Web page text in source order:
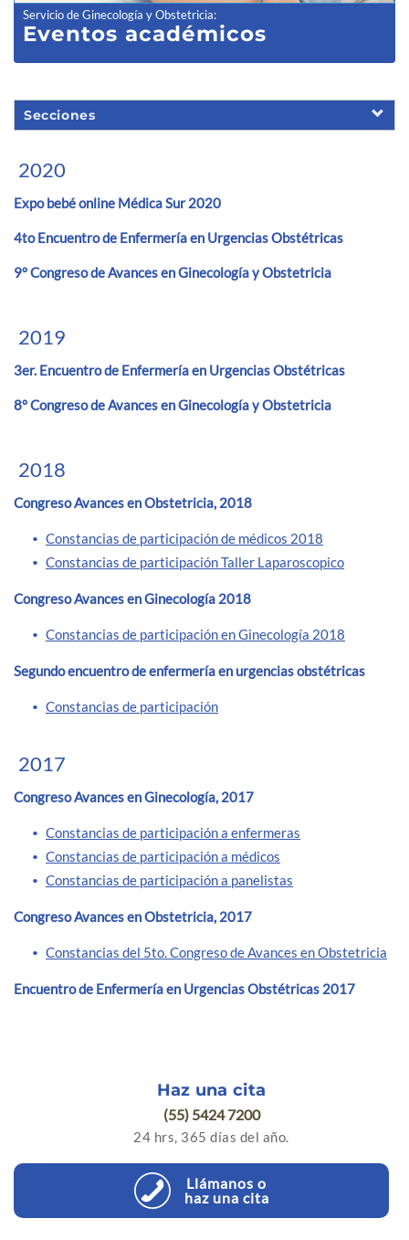
Servicio de Ginecología y Obstetricia:
Eventos académicos
Secciones
2020
Expo bebé online Médica Sur 2020
4to Encuentro de Enfermería en Urgencias Obstétricas
9° Congreso de Avances en Ginecología y Obstetricia
2019
3er. Encuentro de Enfermería en Urgencias Obstétricas
8° Congreso de Avances en Ginecología y Obstetricia
2018
Congreso Avances en Obstetricia, 2018
Constancias de participación de médicos 2018
Constancias de participación Taller Laparoscopico
Congreso Avances en Ginecología 2018
Constancias de participación en Ginecología 2018
Segundo encuentro de enfermería en urgencias obstétricas
Constancias de participación
2017
Congreso Avances en Ginecología, 2017
Constancias de participación a enfermeras
Constancias de participación a médicos
Constancias de participación a panelistas
Congreso Avances en Obstetricia, 2017
Constancias del 5to. Congreso de Avances en Obstetricia
Encuentro de Enfermería en Urgencias Obstétricas 2017
Haz una cita
(55) 5424 7200
24 hrs, 365 días del año.
Llámanos o
haz una cita